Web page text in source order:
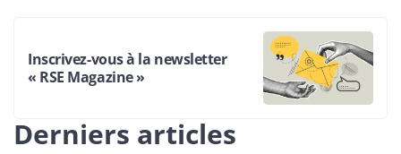
Inscrivez-vous à la newsletter
« RSE Magazine »
Derniers articles